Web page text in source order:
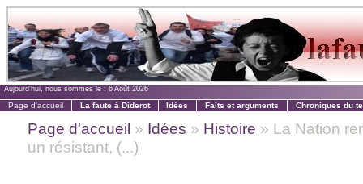
Aujourd'hui, nous sommes le : 6 Août 2026
Page d'accueil La faute à Diderot Idées Faits et arguments Chroniques du
Page d'accueil » Idées » Histoire » La Nation
un résistant, (...)